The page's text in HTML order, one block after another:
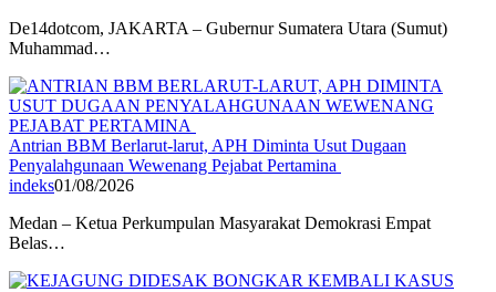
De14dotcom, JAKARTA – Gubernur Sumatera Utara (Sumut)
Muhammad…
Antrian BBM Berlarut-larut, APH Diminta Usut Dugaan
Penyalahgunaan Wewenang Pejabat Pertamina
indeks01/08/2026
Medan – Ketua Perkumpulan Masyarakat Demokrasi Empat
Belas…